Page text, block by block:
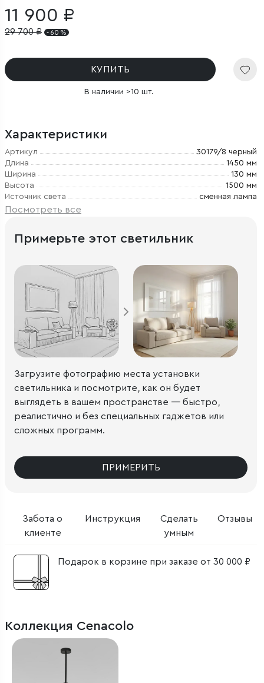
11 900 ₽
29 700₽ - 60 %
КУПИТЬ
В наличии >10 шт.
Характеристики
Артикул
30179/8 черный
Длина
1450 мм
Ширина
130 мм
Высота
1500 мм
Источник света
сменная лампа
Посмотреть все
Забота о
клиенте
Инструкция
Сделать
умным
Отзывы
Подарок в корзине при заказе от 30 000 ₽
Примерьте этот светильник
Загрузите фотографию места установки
светильника и посмотрите, как он будет
выглядеть в вашем пространстве — быстро,
реалистично и без специальных гаджетов или
сложных программ.
ПРИМЕРИТЬ
Коллекция Cenacolo